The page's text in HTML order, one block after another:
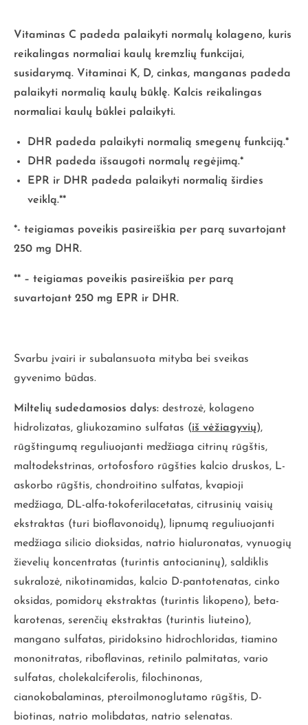
Vitaminas C padeda palaikyti normalų kolageno, kuris
reikalingas normaliai kaulų kremzlių funkcijai,
susidarymą. Vitaminai K, D, cinkas, manganas padeda
palaikyti normalią kaulų būklę. Kalcis reikalingas
normaliai kaulų būklei palaikyti.
DHR padeda palaikyti normalią smegenų funkciją.*
DHR padeda išsaugoti normalų regėjimą.*
EPR ir DHR padeda palaikyti normalią širdies
veiklą.**
*- teigiamas poveikis pasireiškia per parą suvartojant
250 mg DHR.
** – teigiamas poveikis pasireiškia per parą
suvartojant 250 mg EPR ir DHR.
Svarbu įvairi ir subalansuota mityba bei sveikas
gyvenimo būdas.
Miltelių sudedamosios dalys: destrozė, kolageno
hidrolizatas, gliukozamino sulfatas (iš vėžiagyvių),
rūgštingumą reguliuojanti medžiaga citrinų rūgštis,
maltodekstrinas, ortofosforo rūgšties kalcio druskos, L-
askorbo rūgštis, chondroitino sulfatas, kvapioji
medžiaga, DL-alfa-tokoferilacetatas, citrusinių vaisių
ekstraktas (turi bioflavonoidų), lipnumą reguliuojanti
medžiaga silicio dioksidas, natrio hialuronatas, vynuogių
žievelių koncentratas (turintis antocianinų), saldiklis
sukralozė, nikotinamidas, kalcio D-pantotenatas, cinko
oksidas, pomidorų ekstraktas (turintis likopeno), beta-
karotenas, serenčių ekstraktas (turintis liuteino),
mangano sulfatas, piridoksino hidrochloridas, tiamino
mononitratas, riboflavinas, retinilo palmitatas, vario
sulfatas, cholekalciferolis, filochinonas,
cianokobalaminas, pteroilmonoglutamo rūgštis, D-
biotinas, natrio molibdatas, natrio selenatas.